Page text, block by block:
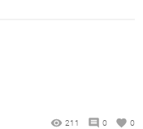
211 0 0